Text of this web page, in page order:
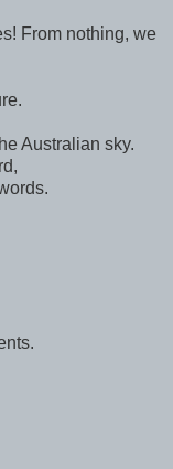
From nothing, we
Australian sky.